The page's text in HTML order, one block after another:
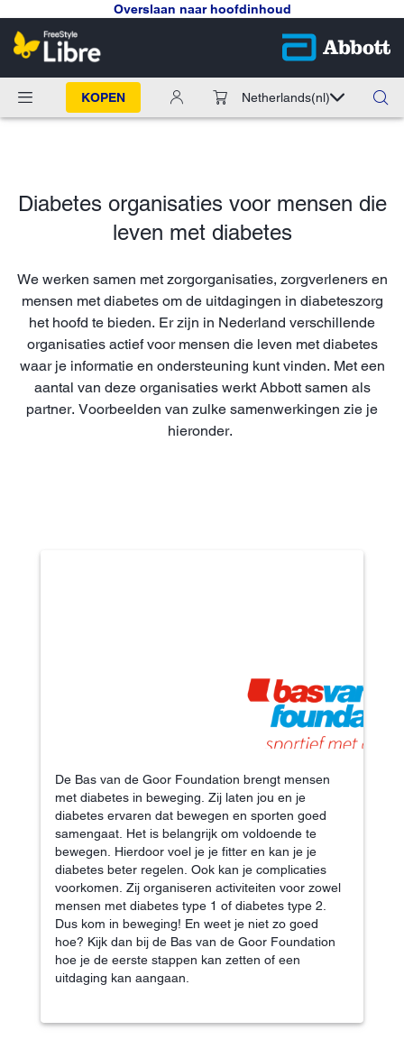
Overslaan naar hoofdinhoud
KOPEN Netherlands(nl)
Diabetes organisaties voor mensen die
leven met diabetes
We werken samen met zorgorganisaties, zorgverleners en
mensen met diabetes om de uitdagingen in diabeteszorg
het hoofd te bieden. Er zijn in Nederland verschillende
organisaties actief voor mensen die leven met diabetes
waar je informatie en ondersteuning kunt vinden. Met een
aantal van deze organisaties werkt Abbott samen als
partner. Voorbeelden van zulke samenwerkingen zie je
hieronder.
De Bas van de Goor Foundation brengt mensen
met diabetes in beweging. Zij laten jou en je
diabetes ervaren dat bewegen en sporten goed
samengaat. Het is belangrijk om voldoende te
bewegen. Hierdoor voel je je fitter en kan je je
diabetes beter regelen. Ook kan je complicaties
voorkomen. Zij organiseren activiteiten voor zowel
mensen met diabetes type 1 of diabetes type 2.
Dus kom in beweging! En weet je niet zo goed
hoe? Kijk dan bij de Bas van de Goor Foundation
hoe je de eerste stappen kan zetten of een
uitdaging kan aangaan.